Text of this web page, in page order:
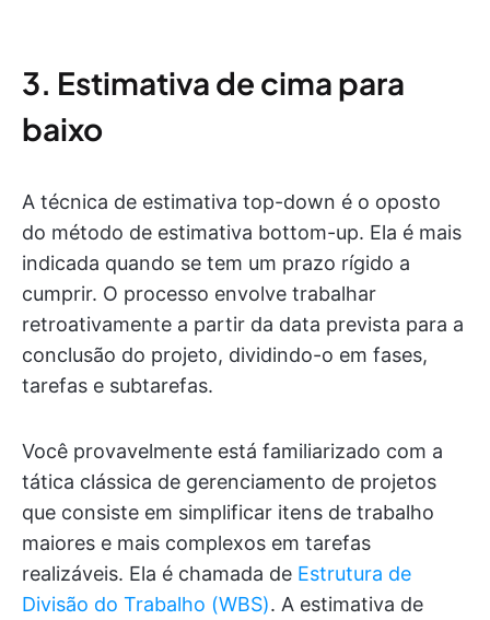
3. Estimativa de cima para
baixo
A técnica de estimativa top-down é o oposto
do método de estimativa bottom-up. Ela é mais
indicada quando se tem um prazo rígido a
cumprir. O processo envolve trabalhar
retroativamente a partir da data prevista para a
conclusão do projeto, dividindo-o em fases,
tarefas e subtarefas.
Você provavelmente está familiarizado com a
tática clássica de gerenciamento de projetos
que consiste em simplificar itens de trabalho
maiores e mais complexos em tarefas
realizáveis. Ela é chamada de Estrutura de
Divisão do Trabalho (WBS). A estimativa de